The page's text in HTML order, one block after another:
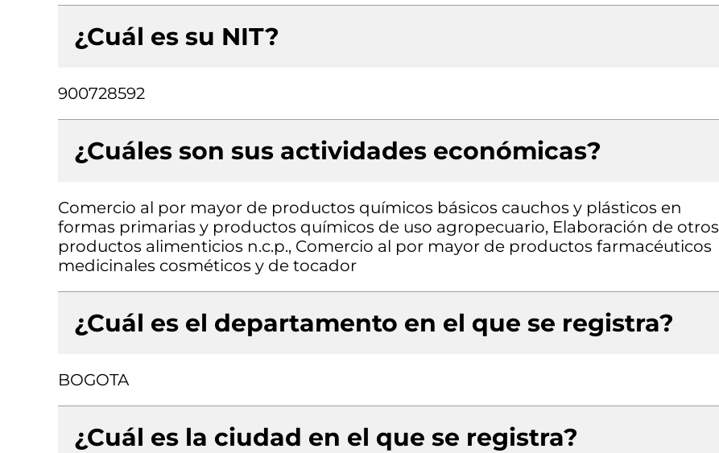
¿Cuál es su NIT?
900728592
¿Cuáles son sus actividades económicas?
Comercio al por mayor de productos químicos básicos cauchos y plásticos en
formas primarias y productos químicos de uso agropecuario, Elaboración de otros
productos alimenticios n.c.p., Comercio al por mayor de productos farmacéuticos
medicinales cosméticos y de tocador
¿Cuál es el departamento en el que se registra?
BOGOTA
¿Cuál es la ciudad en el que se registra?